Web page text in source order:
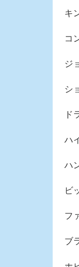
キ
コ
ジ
シ
ド
ハ
ハ
ビ
フ
ブ